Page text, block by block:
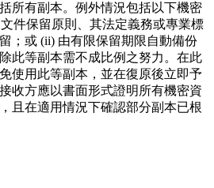
所有副本。例外情況包括以下機密
件保留原則、其法定義務或專業標
；或 (ii) 由有限保留期限自動備份
此等副本需不成比例之努力。在此
使用此等副本，並在復原後立即予
收方應以書面形式證明所有機密資
且在適用情況下確認部分副本已根